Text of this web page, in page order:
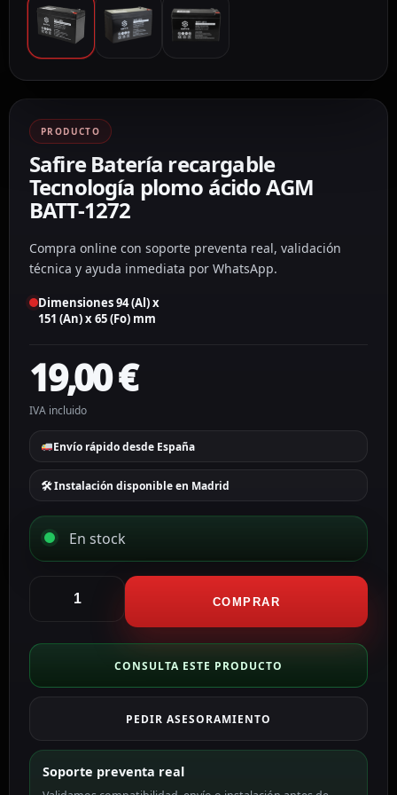
PRODUCTO
Safire Batería recargable
Tecnología plomo ácido AGM
BATT-1272
Compra online con soporte preventa real, validación
técnica y ayuda inmediata por WhatsApp.
Dimensiones 94 (Al) x
151 (An) x 65 (Fo) mm
19,00€
IVA incluido
Envío rápido desde España
🛠 Instalación disponible en Madrid
En stock
Batería
Tecnología
ácido
AGM
1272
cantidad
COMPRAR
CONSULTA ESTE PRODUCTO
PEDIR ASESORAMIENTO
Soporte preventa real